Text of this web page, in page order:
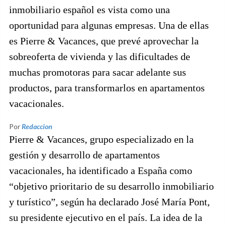
inmobiliario español es vista como una
oportunidad para algunas empresas. Una de ellas
es Pierre & Vacances, que prevé aprovechar la
sobreoferta de vivienda y las dificultades de
muchas promotoras para sacar adelante sus
productos, para transformarlos en apartamentos
vacacionales.
PorRedaccion
Pierre & Vacances, grupo especializado en la
gestión y desarrollo de apartamentos
vacacionales, ha identificado a España como
“objetivo prioritario de su desarrollo inmobiliario
y turístico”, según ha declarado José María Pont,
su presidente ejecutivo en el país. La idea de la